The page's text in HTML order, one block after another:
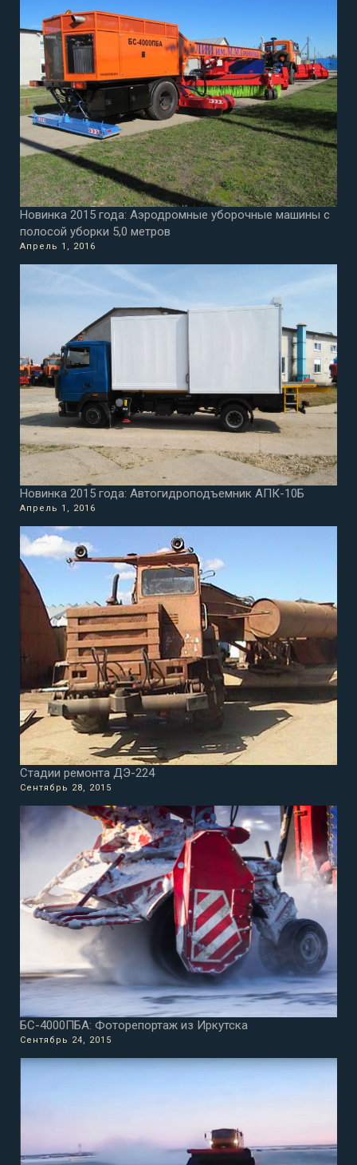
Новинка 2015 года: Аэродромные уборочные машины с
полосой уборки 5,0 метров
Апрель 1, 2016
Новинка 2015 года: Автогидроподъемник АПК-10Б
Апрель 1, 2016
Стадии ремонта ДЭ-224
Сентябрь 28, 2015
БС-4000ПБА: Фоторепортаж из Иркутска
Сентябрь 24, 2015